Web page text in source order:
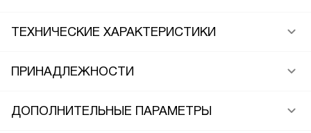
ТЕХНИЧЕСКИЕ ХАРАКТЕРИСТИКИ
ПРИНАДЛЕЖНОСТИ
ДОПОЛНИТЕЛЬНЫЕ ПАРАМЕТРЫ